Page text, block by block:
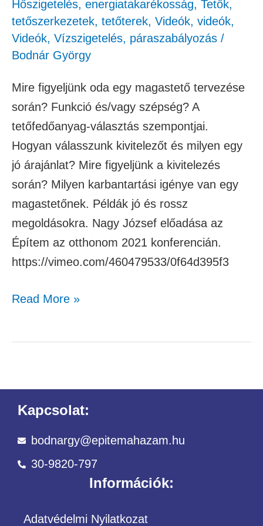
Hőszigetelés, energiatakarékosság, Tetők,
tetőszerkezetek, tetőterek, Videók, videók,
Videók, Vízszigetelés, páraszabályozás /
Bodnár György
Mire figyeljünk oda egy magastető tervezése
során? Funkció és/vagy szépség? A
tetőfedőanyag-választás szempontjai.
Hogyan válasszunk kivitelezőt és milyen egy
jó árajánlat? Mire figyeljünk a kivitelezés
során? Milyen karbantartási igénye van egy
magastetőnek. Példák jó és rossz
megoldásokra. Nagy József előadása az
Építem az otthonom 2021 konferencián.
https://vimeo.com/460479533/0f64d395f3
Read More »
Kapcsolat:
bodnargy@epitemahazam.hu
30-9820-797
Információk:
Adatvédelmi Nyilatkozat